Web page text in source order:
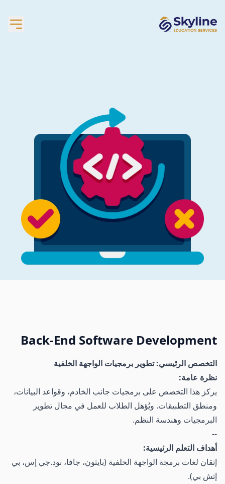
Back-End Software Development
التخصص الرئيسي: تطوير برمجيات الواجهة الخلفية
نظرة عامة:
يركز هذا التخصص على برمجيات جانب الخادم، وقواعد البيانات،
ومنطق التطبيقات. ويُؤهل الطلاب للعمل في مجال تطوير
البرمجيات وهندسة النظم.
--
أهداف التعلم الرئيسية:
إتقان لغات برمجة الواجهة الخلفية (بايثون، جافا، نود.جي إس، بي
إتش بي).